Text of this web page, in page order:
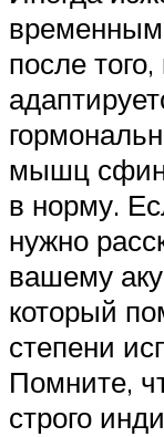
после
мышц
в норму.
нужно
вашему
который
степени
Помните,
строго